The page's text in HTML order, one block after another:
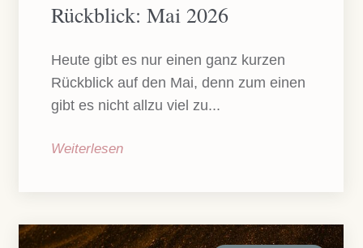
Rückblick: Mai 2026
Heute gibt es nur einen ganz kurzen
Rückblick auf den Mai, denn zum einen
gibt es nicht allzu viel zu...
Weiterlesen